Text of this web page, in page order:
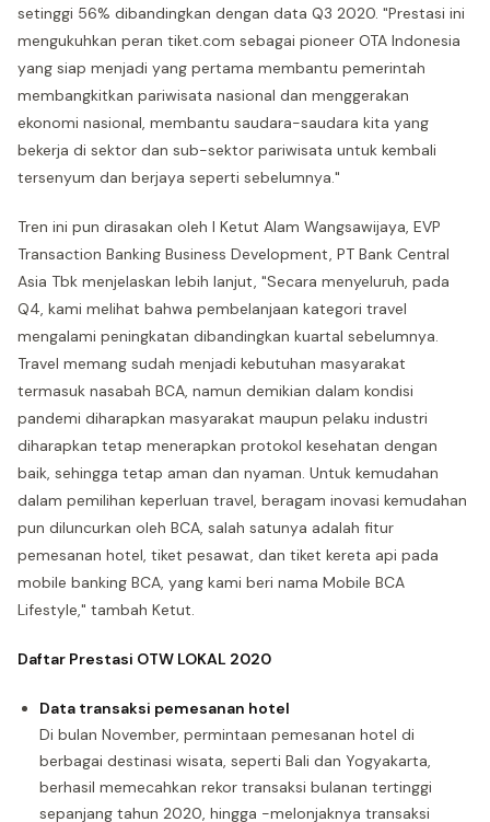
setinggi 56% dibandingkan dengan data Q3 2020. "Prestasi ini
mengukuhkan peran tiket.com sebagai pioneer OTA Indonesia
yang siap menjadi yang pertama membantu pemerintah
membangkitkan pariwisata nasional dan menggerakan
ekonomi nasional, membantu saudara-saudara kita yang
bekerja di sektor dan sub-sektor pariwisata untuk kembali
tersenyum dan berjaya seperti sebelumnya."
Tren ini pun dirasakan oleh I Ketut Alam Wangsawijaya, EVP
Transaction Banking Business Development, PT Bank Central
Asia Tbk menjelaskan lebih lanjut, "Secara menyeluruh, pada
Q4, kami melihat bahwa pembelanjaan kategori travel
mengalami peningkatan dibandingkan kuartal sebelumnya.
Travel memang sudah menjadi kebutuhan masyarakat
termasuk nasabah BCA, namun demikian dalam kondisi
pandemi diharapkan masyarakat maupun pelaku industri
diharapkan tetap menerapkan protokol kesehatan dengan
baik, sehingga tetap aman dan nyaman. Untuk kemudahan
dalam pemilihan keperluan travel, beragam inovasi kemudahan
pun diluncurkan oleh BCA, salah satunya adalah fitur
pemesanan hotel, tiket pesawat, dan tiket kereta api pada
mobile banking BCA, yang kami beri nama Mobile BCA
Lifestyle," tambah Ketut.
Daftar Prestasi OTW LOKAL 2020
Data transaksi pemesanan hotel
Di bulan November, permintaan pemesanan hotel di
berbagai destinasi wisata, seperti Bali dan Yogyakarta,
berhasil memecahkan rekor transaksi bulanan tertinggi
sepanjang tahun 2020, hingga -melonjaknya transaksi